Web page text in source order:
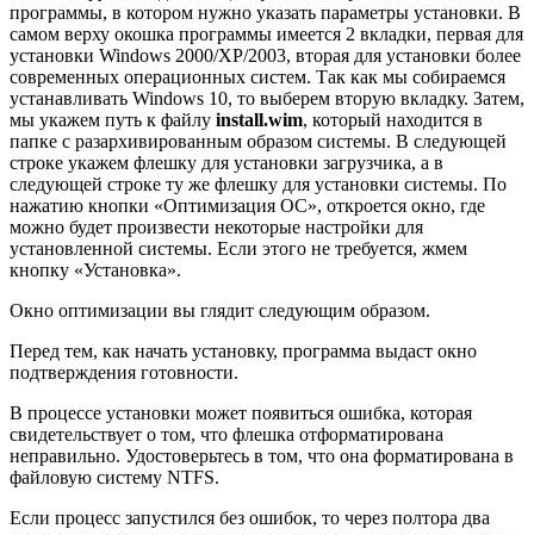
программы, в котором нужно указать параметры установки. В
самом верху окошка программы имеется 2 вкладки, первая для
установки Windows 2000/XP/2003, вторая для установки более
современных операционных систем. Так как мы собираемся
устанавливать Windows 10, то выберем вторую вкладку. Затем,
мы укажем путь к файлу install.wim, который находится в
папке с разархивированным образом системы. В следующей
строке укажем флешку для установки загрузчика, а в
следующей строке ту же флешку для установки системы. По
нажатию кнопки «Оптимизация ОС», откроется окно, где
можно будет произвести некоторые настройки для
установленной системы. Если этого не требуется, жмем
кнопку «Установка».
Окно оптимизации вы глядит следующим образом.
Перед тем, как начать установку, программа выдаст окно
подтверждения готовности.
В процессе установки может появиться ошибка, которая
свидетельствует о том, что флешка отформатирована
неправильно. Удостоверьтесь в том, что она форматирована в
файловую систему NTFS.
Если процесс запустился без ошибок, то через полтора два